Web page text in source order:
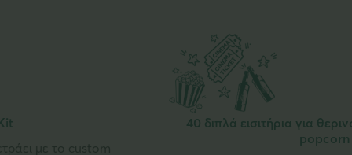
40 διπλά εισιτήρια για θερινό & μπίρα Fischer &